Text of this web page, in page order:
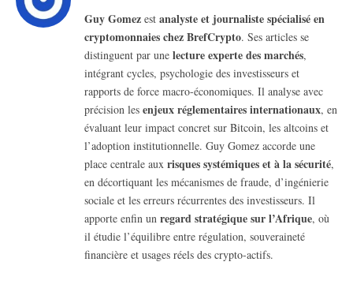
Guy Gomez est analyste et journaliste spécialisé en
cryptomonnaies chez BrefCrypto. Ses articles se
distinguent par une lecture experte des marchés,
intégrant cycles, psychologie des investisseurs et
rapports de force macro-économiques. Il analyse avec
précision les enjeux réglementaires internationaux, en
évaluant leur impact concret sur Bitcoin, les altcoins et
l’adoption institutionnelle. Guy Gomez accorde une
place centrale aux risques systémiques et à la sécurité,
en décortiquant les mécanismes de fraude, d’ingénierie
sociale et les erreurs récurrentes des investisseurs. Il
apporte enfin un regard stratégique sur l’Afrique, où
il étudie l’équilibre entre régulation, souveraineté
financière et usages réels des crypto-actifs.